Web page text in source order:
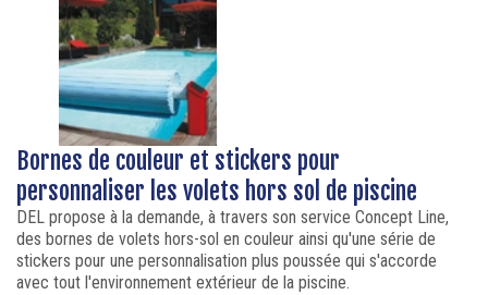
Bornes de couleur et stickers pour
personnaliser les volets hors sol de piscine
DEL propose à la demande, à travers son service Concept Line,
des bornes de volets hors-sol en couleur ainsi qu'une série de
stickers pour une personnalisation plus poussée qui s'accorde
avec tout l'environnement extérieur de la piscine.